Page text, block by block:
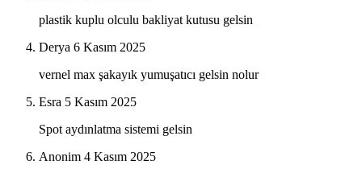
plastik kuplu olculu bakliyat kutusu gelsin
Derya 6 Kasım 2025
vernel max şakayık yumuşatıcı gelsin nolur
Esra 5 Kasım 2025
Spot aydınlatma sistemi gelsin
Anonim 4 Kasım 2025